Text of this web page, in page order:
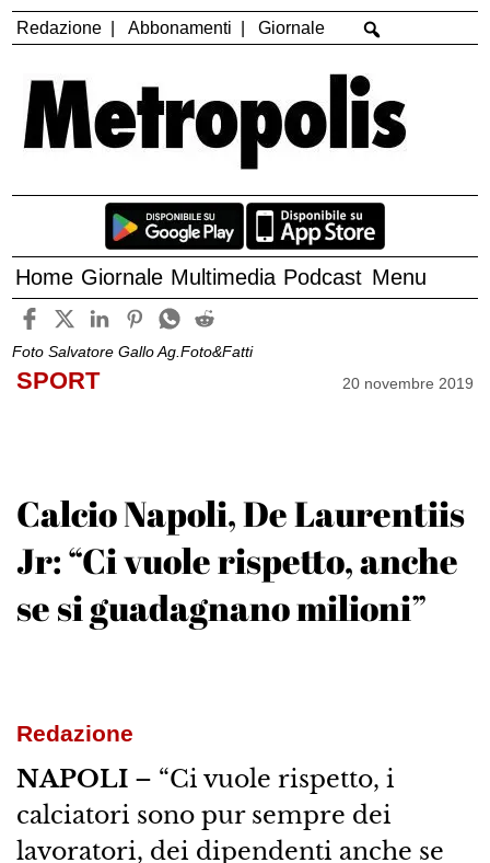
Redazione Abbonamenti Giornale
Home Giornale Multimedia Podcast Menu
Foto Salvatore Gallo Ag.Foto&Fatti
SPORT 20 novembre 2019
Calcio Napoli, De Laurentiis
Jr: “Ci vuole rispetto, anche
se si guadagnano milioni”
Redazione
NAPOLI– “Ci vuole rispetto, i
calciatori sono pur sempre dei
lavoratori, dei dipendenti anche se